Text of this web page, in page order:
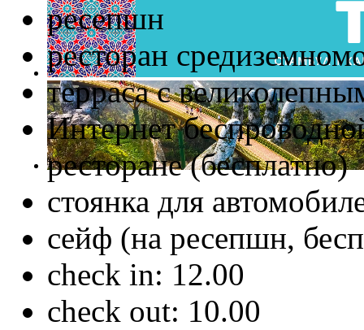
ресепшн
ресторан
терраса с
Интернет
ресторане (бесплатно)
стоянка для
сейф (на ресепшн,
check in: 12.00
check out: 10.00